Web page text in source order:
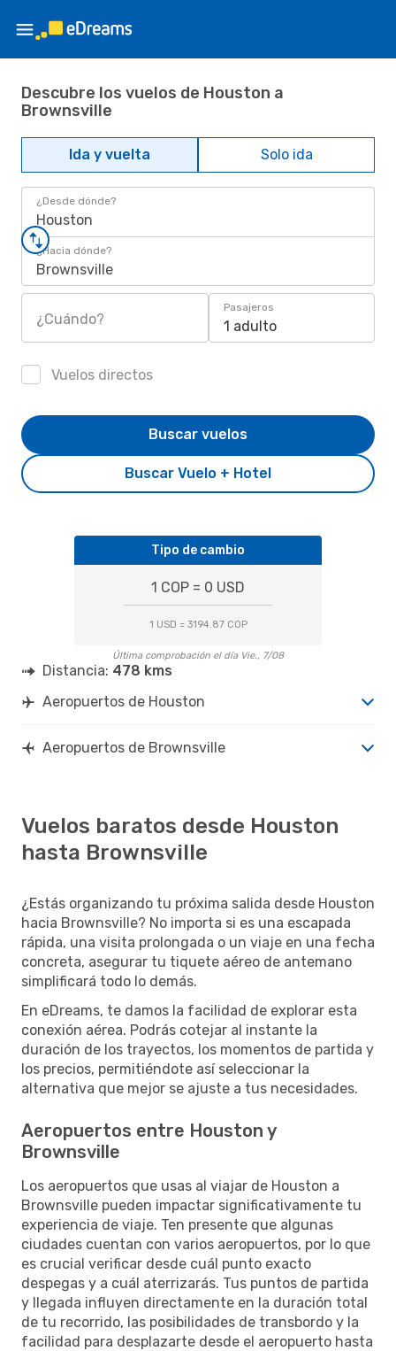
Descubre los vuelos de Houston a
Brownsville
Ida y vuelta Solo ida
¿Desde dónde?
Houston
¿Hacia dónde?
Brownsville
¿Cuándo?
Pasajeros
1 adulto
Vuelos directos
Buscar Vuelo + Hotel
Buscar vuelos
Tipo de cambio
1 COP = 0 USD
1 USD = 3194.87 COP
Última comprobación el día Vie., 7/08
Distancia: 478 kms
Aeropuertos de Houston
Aeropuertos de Brownsville
Vuelos baratos desde Houston
hasta Brownsville
¿Estás organizando tu próxima salida desde Houston
hacia Brownsville? No importa si es una escapada
rápida, una visita prolongada o un viaje en una fecha
concreta, asegurar tu tiquete aéreo de antemano
simplificará todo lo demás.
En eDreams, te damos la facilidad de explorar esta
conexión aérea. Podrás cotejar al instante la
duración de los trayectos, los momentos de partida y
los precios, permitiéndote así seleccionar la
alternativa que mejor se ajuste a tus necesidades.
Aeropuertos entre Houston y
Brownsville
Los aeropuertos que usas al viajar de Houston a
Brownsville pueden impactar significativamente tu
experiencia de viaje. Ten presente que algunas
ciudades cuentan con varios aeropuertos, por lo que
es crucial verificar desde cuál punto exacto
despegas y a cuál aterrizarás. Tus puntos de partida
y llegada influyen directamente en la duración total
de tu recorrido, las posibilidades de transbordo y la
facilidad para desplazarte desde el aeropuerto hasta